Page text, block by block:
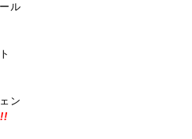
ル
ン